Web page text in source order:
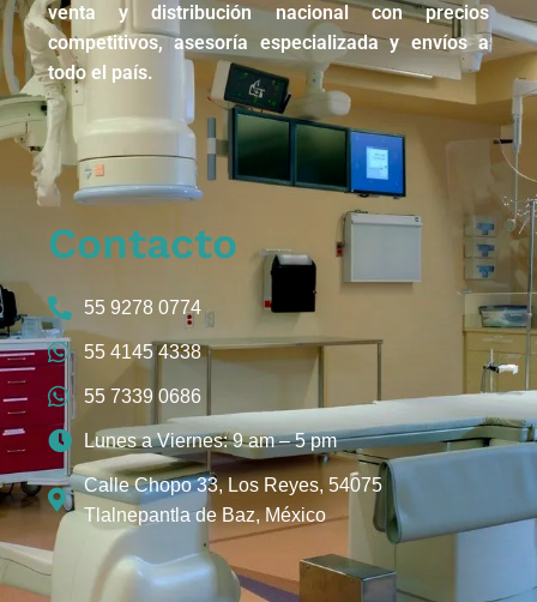
venta y distribución nacional con precios
competitivos, asesoría especializada y envíos a
todo el país.
Contacto
55 9278 0774
55 4145 4338
55 7339 0686
Lunes a Viernes: 9 am – 5 pm
Calle Chopo 33, Los Reyes, 54075
Tlalnepantla de Baz, México